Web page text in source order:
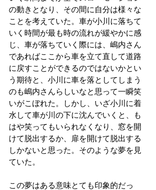
の動きとなり、その間に自分は様々な
ことを考えていた。車が小川に落ちて
いく時間が最も時の流れが緩やかに感
じ、車が落ちていく際には、嶋内さん
であればここから車を立て直して道路
に戻すことができるのではないかとい
う期待と、小川に車を落としてしまう
のも嶋内さんらしいなと思って一瞬笑
いがこぼれた。しかし、いざ小川に着
水して車が川の下に沈んでいくと、も
はや笑ってもいられなくなり、窓を開
けて脱出するか、扉を開けて脱出する
しかないと思った。そのような夢を見
ていた。
この夢はある意味とても印象的だっ